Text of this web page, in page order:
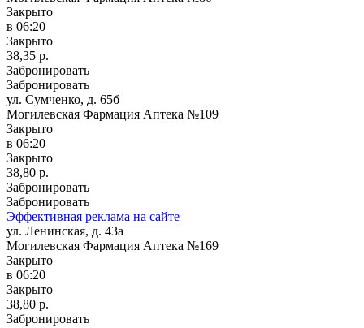
Закрыто
в 06:20
Закрыто
38,35 р.
Забронировать
Забронировать
ул. Сумченко, д. 65б
Могилевская Фармация Аптека №109
Закрыто
в 06:20
Закрыто
38,80 р.
Забронировать
Забронировать
Эффективная реклама на сайте
ул. Ленинская, д. 43а
Могилевская Фармация Аптека №169
Закрыто
в 06:20
Закрыто
38,80 р.
Забронировать